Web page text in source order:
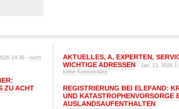
14:36 - noch
ZU ACHT
AKTUELLES, A, EXPERTEN,
WICHTIGE ADRESSEN - Jan. 13, 2026
keine Kommentare
REGISTRIERUNG BEI ELEFAND:
UND KATASTROPHENVORSORGE
AUSLANDSAUFENTHALTEN